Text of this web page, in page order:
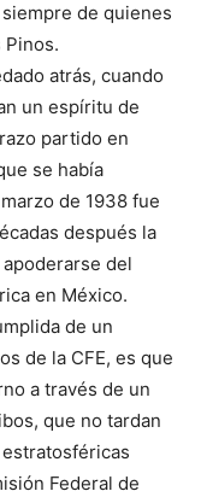
de quienes
Pinos.
atrás, cuando
un espíritu de
partido en
se había
de 1938 fue
después la
del
en México.
de un
de la CFE, es que
a través de un
que no tardan
Federal de